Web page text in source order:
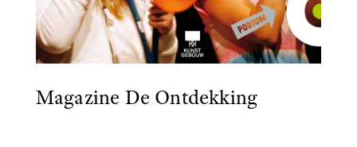
Magazine De Ontdekking